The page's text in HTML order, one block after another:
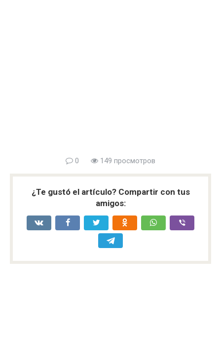
0 149 просмотров
¿Te gustó el artículo? Compartir con tus
amigos: